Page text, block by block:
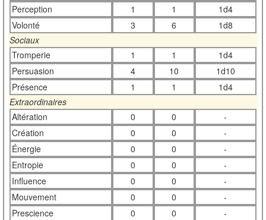
Perception
1 1
1d4
Volonté
3 6
1d8
Sociaux
Tromperie
1 1
1d4
Persuasion
4 10
1d10
Présence
1 1
1d4
Extraordinaires
Altération
0 0
-
Création
0 0
-
Énergie
0 0
-
Entropie
0 0
-
Influence
0 0
-
Mouvement
0 0
-
Prescience
0 0
-